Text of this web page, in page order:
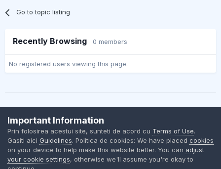
Go to topic listing
Recently Browsing 0 members
No registered users viewing this page.
Contact Us
BMW Club Romania
Powered by Invision Community
Important Information
Prin folosirea acestui site, sunteti de acord cu Terms of Use.
Gasiti aici Guidelines. Politica de cookies: We have placed cookies
on your device to help make this website better. You can adjust
your cookie settings, otherwise we'll assume you're okay to